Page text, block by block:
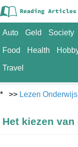
Auto Geld Society
Food Health
Travel
* >> Lezen
Het kiezen